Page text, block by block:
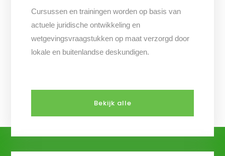
Cursussen en trainingen worden op basis van
actuele juridische ontwikkeling en
wetgevingsvraagstukken op maat verzorgd door
lokale en buitenlandse deskundigen.
Bekijk alle